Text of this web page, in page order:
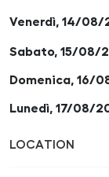
Venerdì, 14/08/
Sabato, 15/08/
Domenica, 16/
Lunedì, 17/08/
LOCATION